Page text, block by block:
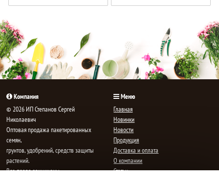
Компания
© 2026 ИП Степанов Сергей
Николаевич
Oптовая продажа пакетированных
семян,
грунтов, удобрений, средств защиты
растений.
Все права защищены.
Меню
Главная
Новинки
Новости
Продукция
Доставка и оплата
О компании
Статьи